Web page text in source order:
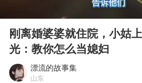
2025年小学教
Play
刚离婚婆婆就住院，小姑
光：教你怎么当媳妇
漂流的故事集
山东